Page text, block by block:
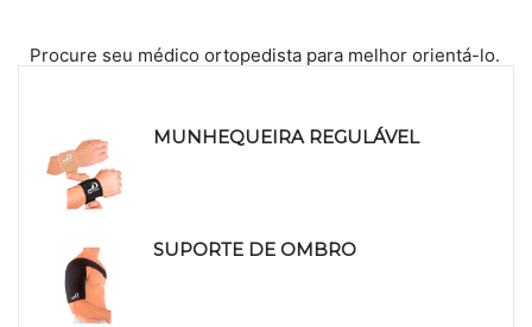
Procure seu médico ortopedista para melhor orientá-lo.
MUNHEQUEIRA REGULÁVEL
SUPORTE DE OMBRO